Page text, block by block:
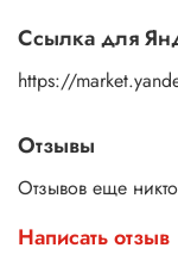
Ссылка для
https://
Отзывы
Отзывов еще
Написать отзыв